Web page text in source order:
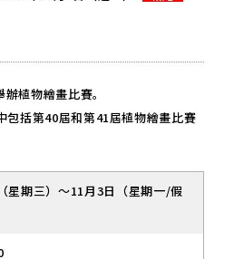
植物繪畫比賽。
包括第40屆和第41屆植物繪畫比賽
星期三）～11月3日（星期一/假